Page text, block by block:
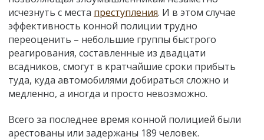
исчезнуть с места преступления. И в этом случае
эффективность конной полиции трудно
переоценить – небольшие группы быстрого
реагирования, составленные из двадцати
всадников, смогут в кратчайшие сроки прибыть
туда, куда автомобилями добираться сложно и
медленно, а иногда и просто невозможно.
Всего за последнее время конной полицией были
арестованы или задержаны 189 человек.